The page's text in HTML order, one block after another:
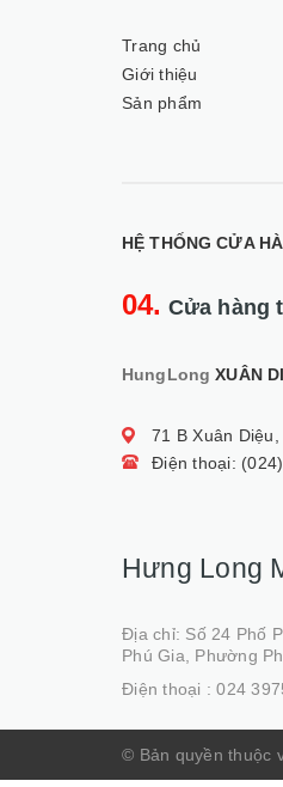
Trang chủ
Giới thiệu
Sản phẩm
HỆ THỐNG CỬA
04. Cửa hàng
HungLong XUÂN
71 B Xuân Diệu,
Điện thoại:
Hưng Long
Địa chỉ: Số 24 Phố
Phú Gia, Phường
Điện thoại :024
© Bản quyền thuộc